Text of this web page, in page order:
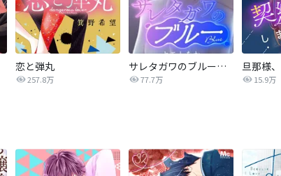
恋と弾丸
257.8万
サレタガワのブルー【タテヨミ】
77.7万 15.9万